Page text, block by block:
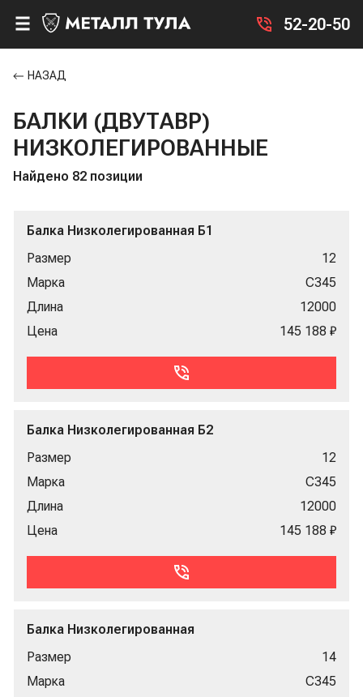
52-20-50
НАЗАД
БАЛКИ (ДВУТАВР)
НИЗКОЛЕГИРОВАННЫЕ
Найдено 82 позиции
Балка Низколегированная Б1
Размер
12
Марка
С345
Длина
12000
Цена
145 188 ₽
Балка Низколегированная Б2
Размер
12
Марка
С345
Длина
12000
Цена
145 188 ₽
Балка Низколегированная
Размер
14
Марка
С345